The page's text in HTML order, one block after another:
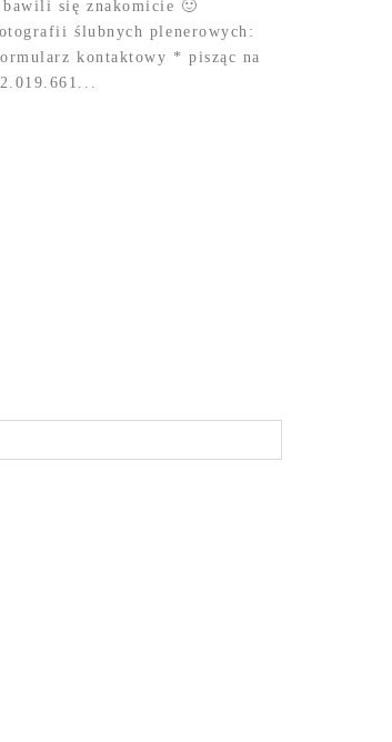
bawili się znakomicie 🙂
ślubnych plenerowych:
kontaktowy * pisząc na